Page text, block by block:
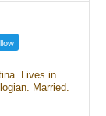
Lives in
Married.